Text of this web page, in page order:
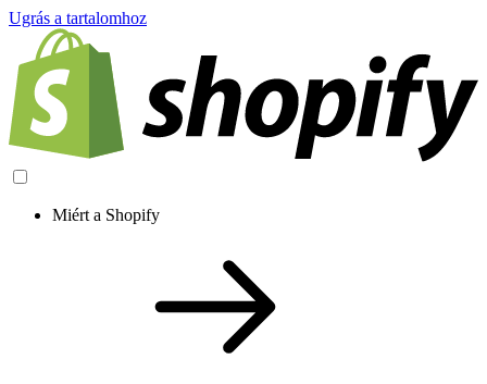
Ugrás a tartalomhoz
Miért a Shopify